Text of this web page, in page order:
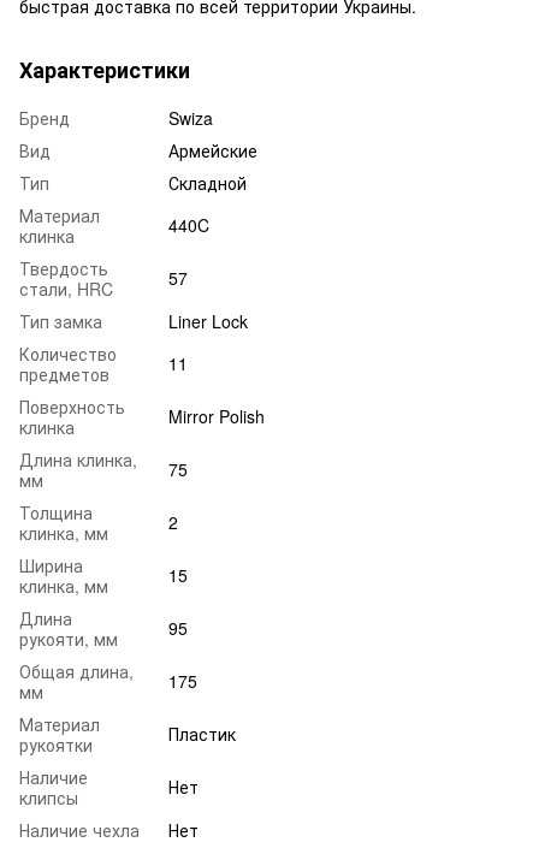
быстрая доставка по всей территории Украины.
Характеристики
Бренд
Swiza
Вид
Армейские
Тип
Складной
Материал
клинка
440C
Твердость
стали, HRC
57
Тип замка
Liner Lock
Количество
предметов
11
Поверхность
клинка
Mirror Polish
Длина клинка,
мм
75
Толщина
клинка, мм
2
Ширина
клинка, мм
15
Длина
рукояти, мм
95
Общая длина,
мм
175
Материал
рукоятки
Пластик
Наличие
клипсы
Нет
Наличие чехла
Нет